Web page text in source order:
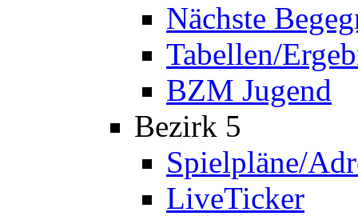
Nächste
Tabellen/
BZM Jugend
Bezirk 5
Spielpläne/
LiveTicker